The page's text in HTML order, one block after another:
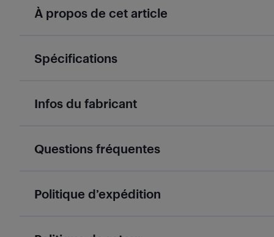
À propos de cet article
Spécifications
Infos du fabricant
Questions fréquentes
Politique d’expédition